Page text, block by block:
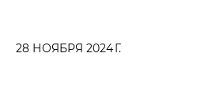
28 НОЯБРЯ 2024 Г.